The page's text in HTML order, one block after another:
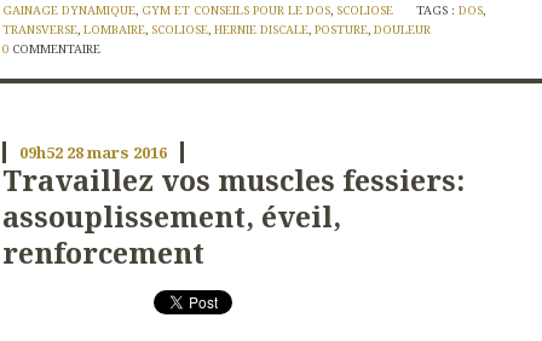
GAINAGE DYNAMIQUE, GYM ET CONSEILS POUR LE DOS, SCOLIOSE TAGS :DOS,
TRANSVERSE, LOMBAIRE, SCOLIOSE, HERNIE DISCALE, POSTURE, DOULEUR
0 COMMENTAIRE
09h52 28mars 2016
Travaillez vos muscles fessiers:
assouplissement, éveil,
renforcement